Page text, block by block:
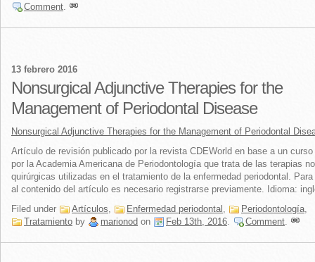
Comment.
13 febrero 2016
Nonsurgical Adjunctive Therapies for the
Management of Periodontal Disease
Nonsurgical Adjunctive Therapies for the Management of Periodontal
Artículo de revisión publicado por la revista CDEWorld en base a un
por la Academia Americana de Periodontología que trata de las terapias no
quirúrgicas utilizadas en el tratamiento de la enfermedad periodontal.
al contenido del artículo es necesario registrarse previamente. Idioma:
Filed under
Artículos, Enfermedad periodontal , Periodontología,
Tratamiento by marionod on Feb 13th, 2016. Comment.